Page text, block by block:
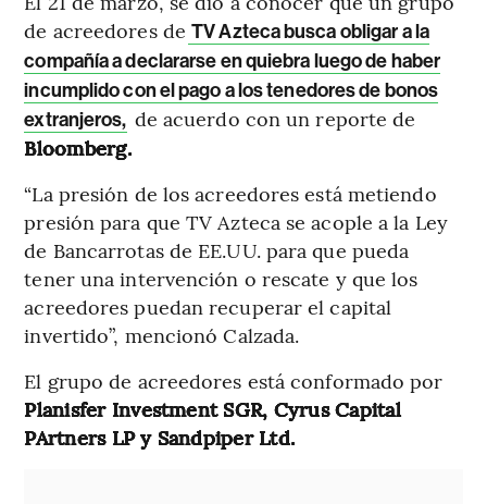
de acreedores de TV Azteca busca obligar a la
compañía a declararse en quiebra luego de haber
incumplido con el pago a los tenedores de bonos
extranjeros, de acuerdo con un reporte de
Bloomberg.
“La presión de los acreedores está metiendo
presión para que TV Azteca se acople a la Ley
de Bancarrotas de EE.UU. para que pueda
tener una intervención o rescate y que los
acreedores puedan recuperar el capital
invertido”, mencionó Calzada.
El grupo de acreedores está conformado por
Planisfer Investment SGR, Cyrus Capital
PArtners LP y Sandpiper Ltd.